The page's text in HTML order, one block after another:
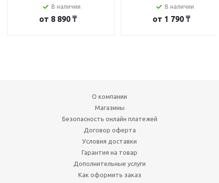
В наличии
от 8 890 ₸
В наличии
от 1 790 ₸
О компании
Магазины
Безопасность онлайн платежей
Договор оферта
Условия доставки
Гарантия на товар
Дополнительные услуги
Как оформить заказ